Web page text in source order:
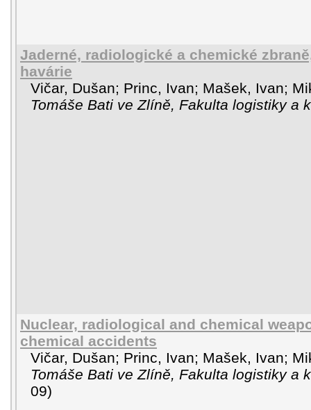
Jaderné, radiologické a chemické
havárie
Vičar, Dušan; Princ, Ivan; Mašek, Ivan;
Tomáše Bati ve Zlíně, Fakulta logistiky a
Nuclear, radiological and chemical
chemical accidents
Vičar, Dušan; Princ, Ivan; Mašek, Ivan;
Tomáše Bati ve Zlíně, Fakulta logistiky a
09)